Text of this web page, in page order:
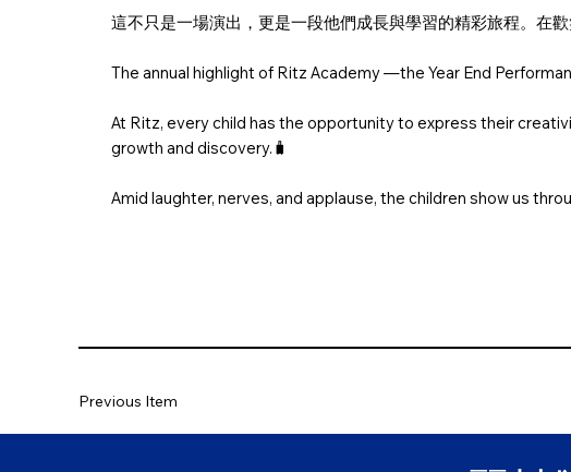
這不只是一場演出，更是一段他們成長與學習的精彩旅程。
The annual highlight of Ritz Academy —the Year End
At Ritz, every child has the opportunity to express their
growth and discovery.🧳
Amid laughter, nerves, and applause, the children show us
Previous Item